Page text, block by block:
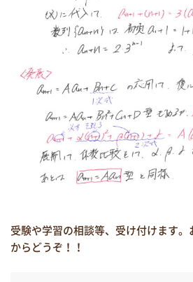
受験や学習の相談等、受け付けます
からどうぞ！！